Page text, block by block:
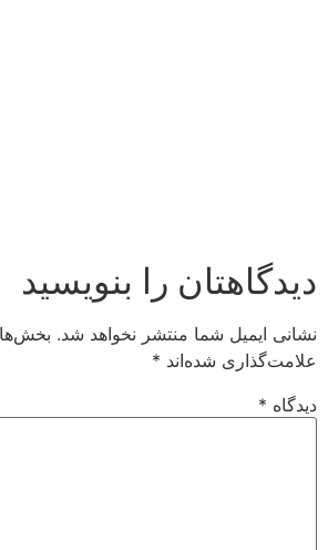
دیدگاهتان را بنویسید
نشانی ایمیل شما منتشر نخواهد شد.
علامت‌گذاری شده‌اند *
دیدگاه *